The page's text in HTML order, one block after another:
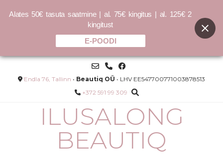
Skip
contentEndla 76, Tallinn • Beautiq OÜ • LHV EE547700771003878513
+372 591 99 309
ILUSALONG
BEAUTIQ
Alates 50€ tasuta saatmine | al. 75€ kingitus | al. 125€ 2
kingitust
E-POODI